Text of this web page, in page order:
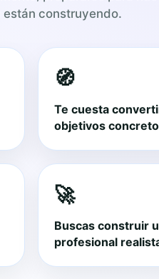
construyendo.
🧭
Te cuesta
objetivos
🚀
Buscas construir
profesional